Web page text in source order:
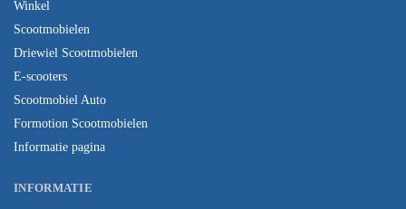
Winkel
Scootmobielen
Driewiel Scootmobielen
E-scooters
Scootmobiel Auto
Formotion Scootmobielen
Informatie pagina
INFORMATIE